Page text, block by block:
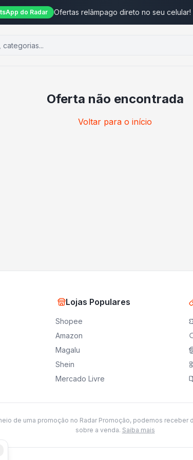
do Radar Ofertas relâmpago direto no seu
Oferta não encontrada
Voltar para o início
Lojas Populares
Shopee
Amazon
Magalu
Shein
Mercado Livre
de uma promoção no Radar Promoção, podemos receber
sobre a venda. Saiba mais